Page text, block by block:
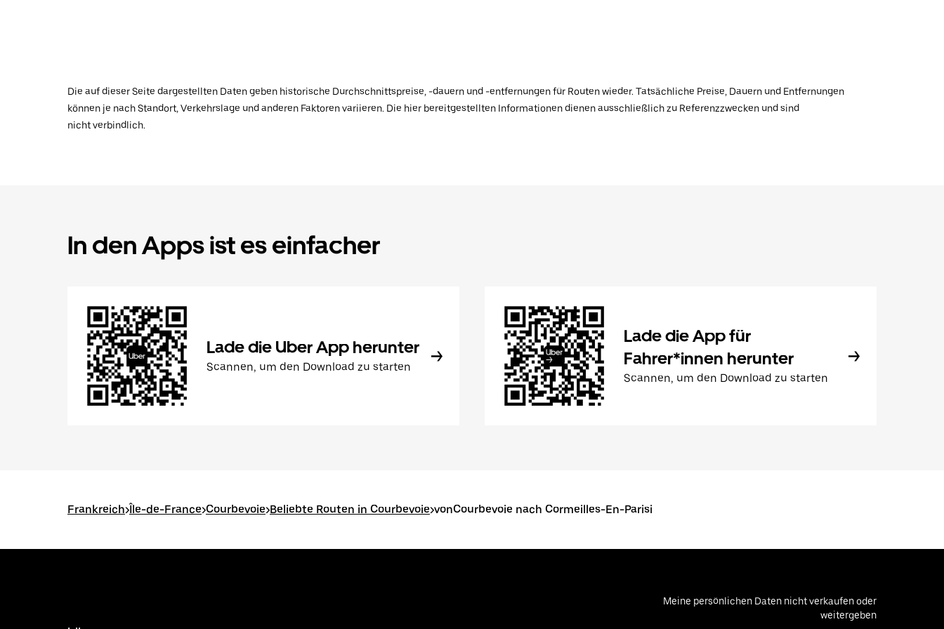
Die auf dieser Seite dargestellten Daten geben historische Durchschnittspreise, -dauern und -entfernungen für Routen wieder. Tatsächliche Preise, Dauern und Entfernungen
können je nach Standort, Verkehrslage und anderen Faktoren variieren. Die hier bereitgestellten Informationen dienen ausschließlich zu Referenzzwecken und sind
nicht verbindlich.
In den Apps ist es einfacher
Lade die Uber App herunter
Scannen, um den Download zu starten
Lade die App für
Fahrer*innen herunter
Scannen, um den Download zu starten
Frankreich>Île-de-France>Courbevoie>Beliebte Routen in Courbevoie>vonCourbevoie nach Cormeilles-En-Parisi
Meine persönlichen Daten nicht verkaufen oder
weitergeben